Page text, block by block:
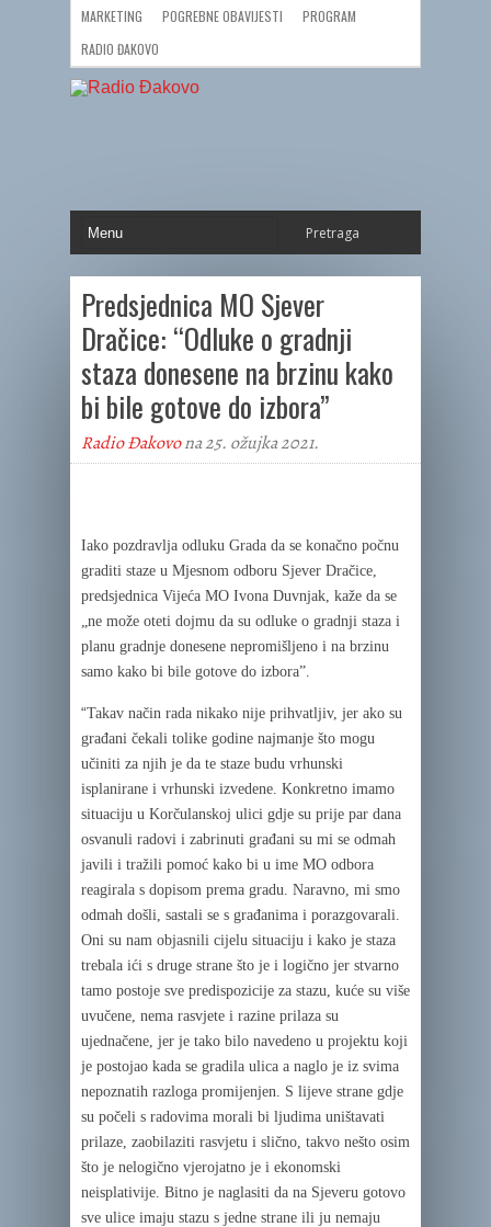
MARKETING POGREBNE OBAVIJESTI
PROGRAM
RADIO ĐAKOVO
Predsjednica MO Sjever
Dračice: “Odluke o gradnji
staza donesene na brzinu kako
bi bile gotove do izbora”
Radio Đakovona 25. ožujka 2021.
Iako pozdravlja odluku Grada da se konačno počnu
graditi staze u Mjesnom odboru Sjever Dračice,
predsjednica Vijeća MO Ivona Duvnjak, kaže da se
„ne može oteti dojmu da su odluke o gradnji staza i
planu gradnje donesene nepromišljeno i na brzinu
samo kako bi bile gotove do izbora”.
“Takav način rada nikako nije prihvatljiv, jer ako su
građani čekali tolike godine najmanje što mogu
učiniti za njih je da te staze budu vrhunski
isplanirane i vrhunski izvedene. Konkretno imamo
situaciju u Korčulanskoj ulici gdje su prije par dana
osvanuli radovi i zabrinuti građani su mi se odmah
javili i tražili pomoć kako bi u ime MO odbora
reagirala s dopisom prema gradu. Naravno, mi smo
odmah došli, sastali se s građanima i porazgovarali.
Oni su nam objasnili cijelu situaciju i kako je staza
trebala ići s druge strane što je i logično jer stvarno
tamo postoje sve predispozicije za stazu, kuće su više
uvučene, nema rasvjete i razine prilaza su
ujednačene, jer je tako bilo navedeno u projektu koji
je postojao kada se gradila ulica a naglo je iz svima
nepoznatih razloga promijenjen. S lijeve strane gdje
su počeli s radovima morali bi ljudima uništavati
prilaze, zaobilaziti rasvjetu i slično, takvo nešto osim
što je nelogično vjerojatno je i ekonomski
neisplativije. Bitno je naglasiti da na Sjeveru gotovo
sve ulice imaju stazu s jedne strane ili ju nemaju